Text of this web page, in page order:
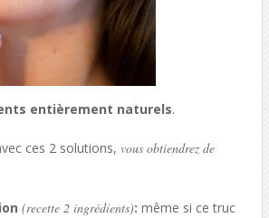
entièrement naturels.
ces 2 solutions, vous obtiendrez de
(recette 2 ingrédients): même si ce truc